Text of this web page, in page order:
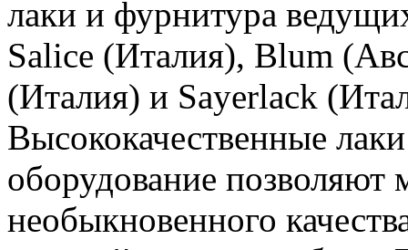
лаки и фурнитура
Salice (Италия), Blum
(Италия) и Sayerlack
Высококачественные
оборудование позволяют
необыкновенного